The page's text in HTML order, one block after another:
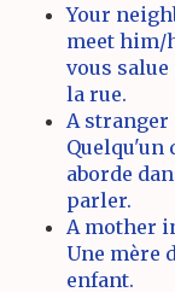
Your
meet him/
vous
la rue.
A
Quelqu'un
aborde
parler.
A mother
Une mère
enfant.